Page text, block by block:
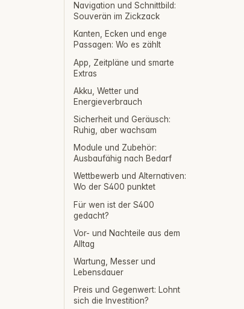
Navigation und Schnittbild:
Souverän im Zickzack
Kanten, Ecken und enge
Passagen: Wo es zählt
App, Zeitpläne und smarte
Extras
Akku, Wetter und
Energieverbrauch
Sicherheit und Geräusch:
Ruhig, aber wachsam
Module und Zubehör:
Ausbaufähig nach Bedarf
Wettbewerb und Alternativen:
Wo der S400 punktet
Für wen ist der S400
gedacht?
Vor- und Nachteile aus dem
Alltag
Wartung, Messer und
Lebensdauer
Preis und Gegenwert: Lohnt
sich die Investition?